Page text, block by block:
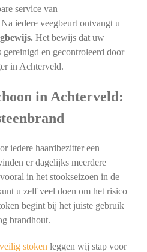
service van
iedere veegbeurt ontvangt u
Het bewijs dat uw
gereinigd en gecontroleerd door
in Achterveld.
in Achterveld:
iedere haardbezitter een
er dagelijks meerdere
in het stookseizoen in de
u zelf veel doen om het risico
begint bij het juiste gebruik
brandhout.
stoken leggen wij stap voor